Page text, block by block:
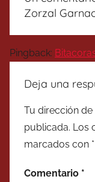
Zorzal
Pingback:
Deja una
Tu dirección
publicada. Los
marcados con *
Comentario *